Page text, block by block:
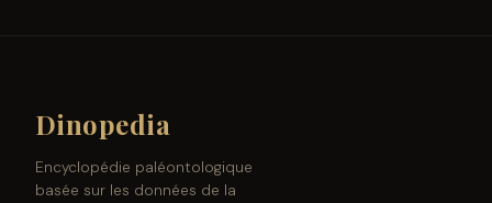
Dinopedia
Encyclopédie paléontologique
basée sur les données de la